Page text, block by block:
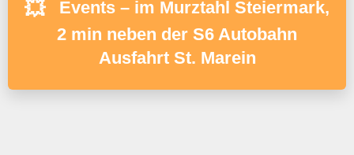
💥
Events – im Murztahl Steiermark,
2 min neben der S6 Autobahn
Ausfahrt St. Marein